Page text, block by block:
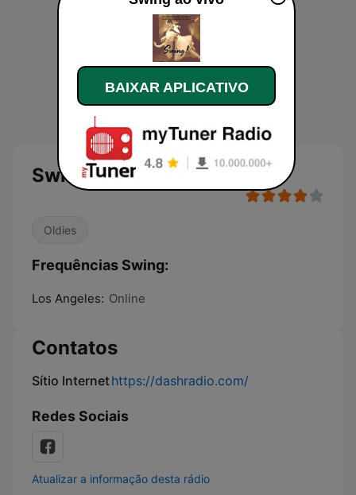
Swing
Oldies
Frequências Swing:
Los Angeles: Online
Contatos
Sítio Internethttps://dashradio.com/
Redes Sociais
Atualizar a informação desta rádio
BAIXAR APLICATIVO